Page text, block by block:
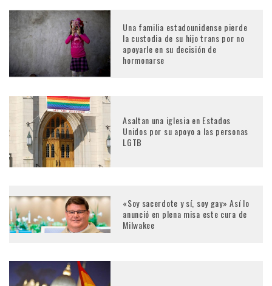
Una familia estadounidense pierde
la custodia de su hijo trans por no
apoyarle en su decisión de
hormonarse
Asaltan una iglesia en Estados
Unidos por su apoyo a las personas
LGTB
«Soy sacerdote y sí, soy gay» Así lo
anunció en plena misa este cura de
Milwakee